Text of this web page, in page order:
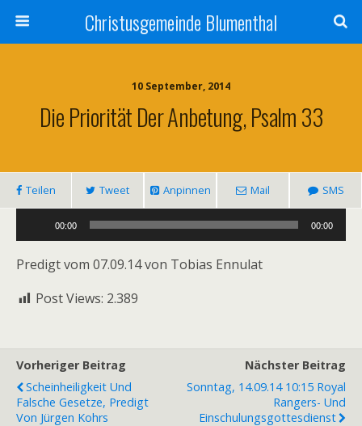
Christusgemeinde Blumenthal
10 September, 2014
Die Priorität Der Anbetung, Psalm 33
Teilen Tweet Anpinnen Mail SMS
Player
00:00 00:00
Predigt vom 07.09.14 von Tobias Ennulat
Post Views: 2.389
Vorheriger Beitrag
Scheinheiligkeit Und
Falsche Gesetze, Predigt
Von Jürgen Kohrs
Nächster Beitrag
Sonntag, 14.09.14 10:15 Royal
Rangers- Und
Einschulungsgottesdienst